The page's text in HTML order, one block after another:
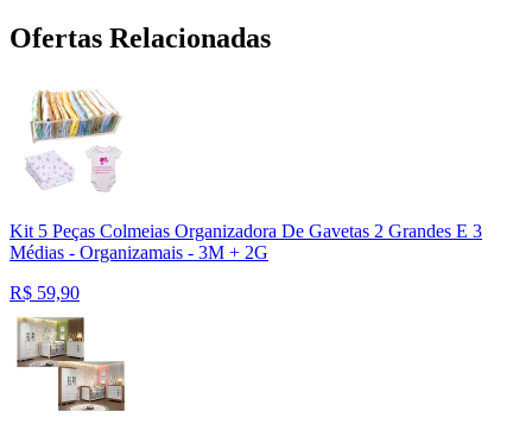
Ofertas Relacionadas
Kit 5 Peças Colmeias Organizadora De Gavetas 2 Grandes E 3
Médias - Organizamais - 3M + 2G
R$ 59,90